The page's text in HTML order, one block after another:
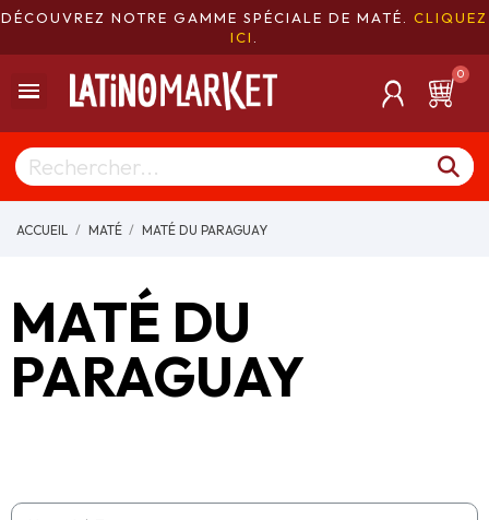
DÉCOUVREZ NOTRE GAMME SPÉCIALE DE MATÉ. CLIQUEZ
ICI
ACCUEIL MATÉ MATÉ DU PARAGUAY
MATÉ DU
PARAGUAY